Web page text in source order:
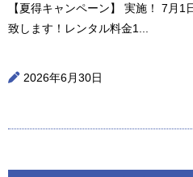
【夏得キャンペーン】 実施！ 7月
致します！レンタル料金1...
2026年6月30日